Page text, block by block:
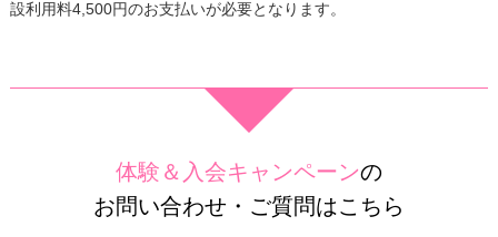
設利用料4,500円のお支払いが必要となります。
体験＆入会キャンペーンの
お問い合わせ・ご質問はこちら